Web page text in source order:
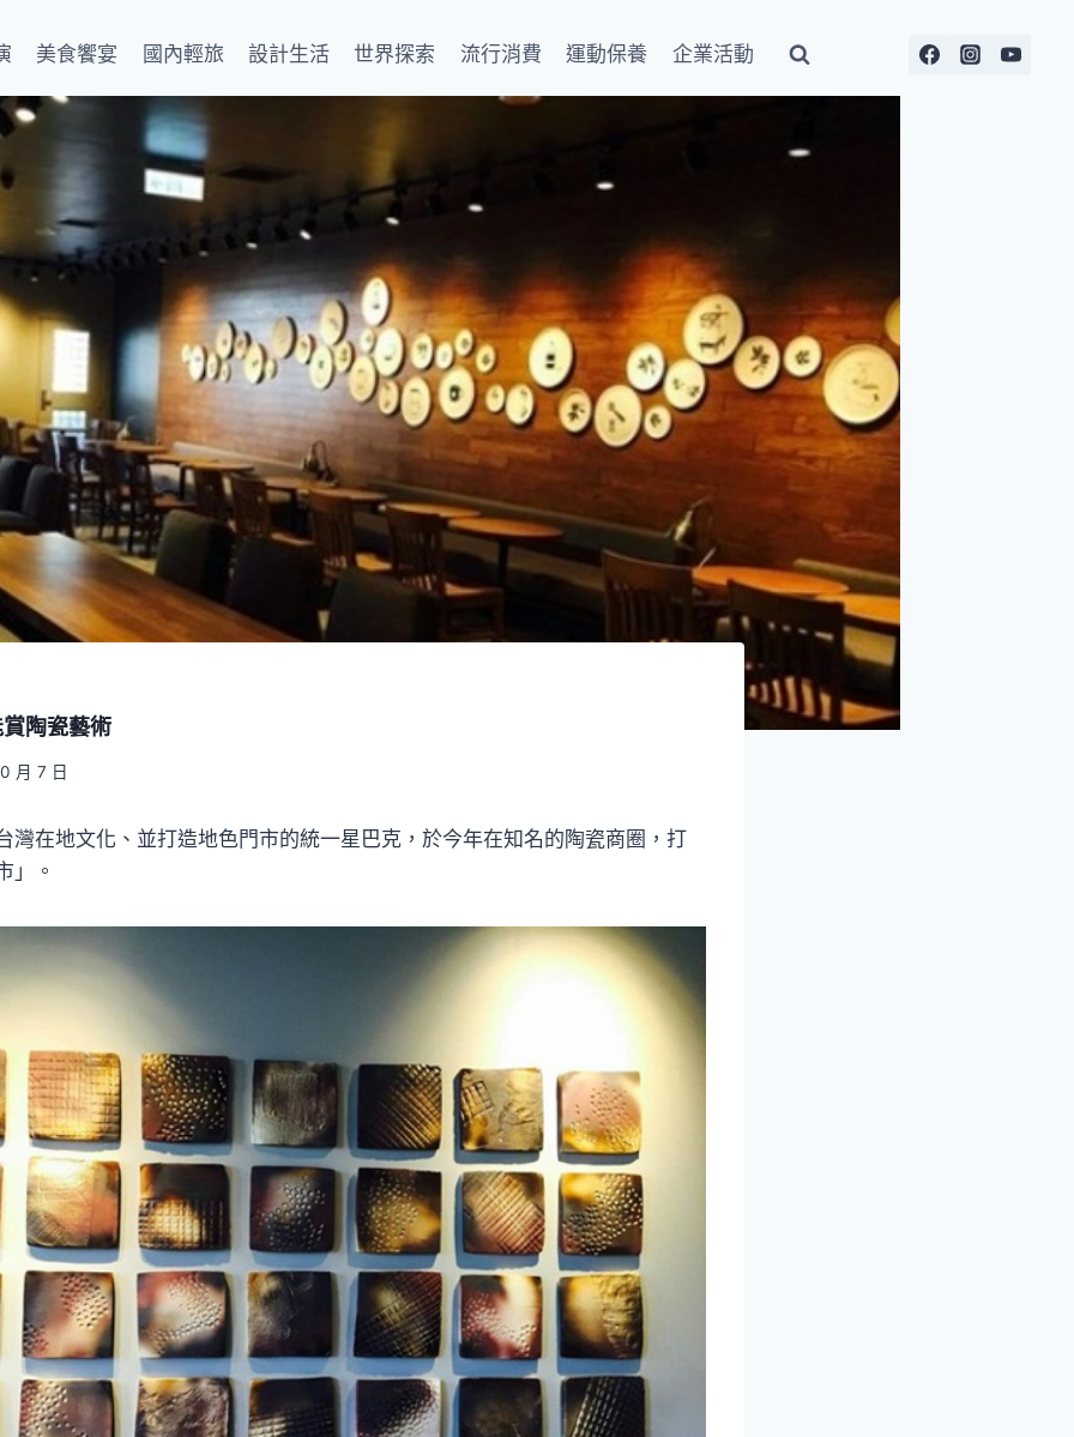
美食饗宴 國內輕旅 設計生活 世界探索 流行消費 運動保養 企業活動
陶瓷藝術
月 7 日
灣在地文化、並打造地色門市的統一星巴克，於今年在知名的陶瓷商圈，打
」。